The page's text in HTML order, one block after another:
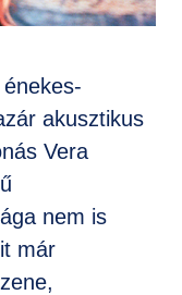
akusztikus
Vera
nem is
már